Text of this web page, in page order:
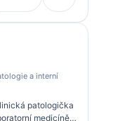
AI zajišťuje
a
medicíny.
a interní
patologička
medicíně a